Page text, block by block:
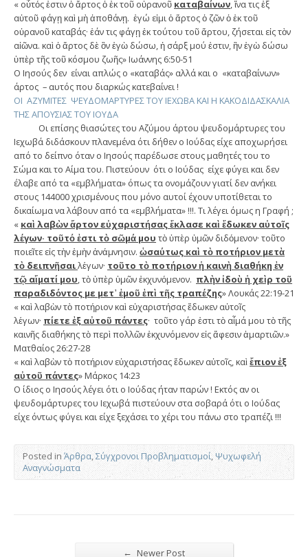
« οὗτός ἐστιν ὁ ἄρτος ὁ ἐκ τοῦ οὐρανοῦ καταβαίνων, ἵνα τις ἐξ
αὐτοῦ φάγῃ καὶ μὴ ἀποθάνῃ. ἐγώ εἰμι ὁ ἄρτος ὁ ζῶν ὁ ἐκ τοῦ
οὐρανοῦ καταβάς· ἐάν τις φάγῃ ἐκ τούτου τοῦ ἄρτου, ζήσεται εἰς τὸν
αἰῶνα. καὶ ὁ ἄρτος δὲ ὃν ἐγὼ δώσω, ἡ σάρξ μού ἐστιν, ἣν ἐγὼ δώσω
ὑπὲρ τῆς τοῦ κόσμου ζωῆς» Ιωάννης 6:50-51
Ο Ιησούς δεν είναι απλώς ο «καταβάς» αλλά και ο «καταβαίνων»
άρτος – αυτός που διαρκώς κατεβαίνει !
ΟΙ ΑΖΥΜΙΤΕΣ ΨΕΥΔΟΜΑΡΤΥΡΕΣ ΤΟΥ ΙΕΧΩΒΑ ΚΑΙ Η ΚΑΚΟΔΙΔΑΣΚΑΛΙΑ
ΤΗΣ ΑΠΟΥΣΙΑΣ ΤΟΥ ΙΟΥΔΑ
Οι επίσης θιασώτες του Αζύμου άρτου ψευδομάρτυρες του
Ιεχωβά διδάσκουν πλανεμένα ότι δήθεν ο Ιούδας είχε αποχωρήσει
από το δείπνο όταν ο Ιησούς παρέδωσε στους μαθητές του το
Σώμα και το Αίμα του. Πιστεύουν ότι ο Ιούδας είχε φύγει και δεν
έλαβε από τα «εμβλήματα» όπως τα ονομάζουν γιατί δεν ανήκει
στους 144000 χρισμένους που μόνο αυτοί έχουν υποτίθεται το
δικαίωμα να λάβουν από τα «εμβλήματα» !!!. Τι λέγει όμως η Γραφή ;
« καὶ λαβὼν ἄρτον εὐχαριστήσας ἔκλασε καὶ ἔδωκεν αὐτοῖς
λέγων· τοῦτό ἐστι τὸ σῶμά μου τὸ ὑπὲρ ὑμῶν διδόμενον· τοῦτο
ποιεῖτε εἰς τὴν ἐμὴν ἀνάμνησιν. ὡσαύτως καὶ τὸ ποτήριον μετὰ
τὸ δειπνῆσαιλέγων· τοῦτο τὸ ποτήριον ἡ καινὴ διαθήκη ἐν
τῷ αἵματί μου, τὸ ὑπὲρ ὑμῶν ἐκχυνόμενον. πλὴν ἰδοὺ ἡ χεὶρ τοῦ
παραδιδόντος με μετ᾿ ἐμοῦ ἐπὶ τῆς τραπέζης» Λουκάς 22:19-21
« καὶ λαβὼν τὸ ποτήριον καὶ εὐχαριστήσας ἔδωκεν αὐτοῖς
λέγων· πίετε ἐξ αὐτοῦ πάντες· τοῦτο γάρ ἐστι τὸ αἷμά μου τὸ τῆς
καινῆς διαθήκης τὸ περὶ πολλῶν ἐκχυνόμενον εἰς ἄφεσιν ἁμαρτιῶν.»
Ματθαίος 26:27-28
« καὶ λαβὼν τὸ ποτήριον εὐχαριστήσας ἔδωκεν αὐτοῖς, καὶἔπιον ἐξ
αὐτοῦ πάντες» Μάρκος 14:23
Ο ίδιος ο Ιησούς λέγει ότι ο Ιούδας ήταν παρών ! Εκτός αν οι
ψευδομάρτυρες του Ιεχωβά πιστεύουν στα σοβαρά ότι ο Ιούδας
είχε όντως φύγει και είχε ξεχάσει το χέρι του πάνω στο τραπέζι !!!
Posted in Άρθρα,Σύγχρονοι Προβληματισμοί,Ψυχωφελή
Αναγνώσματα
← Newer Post